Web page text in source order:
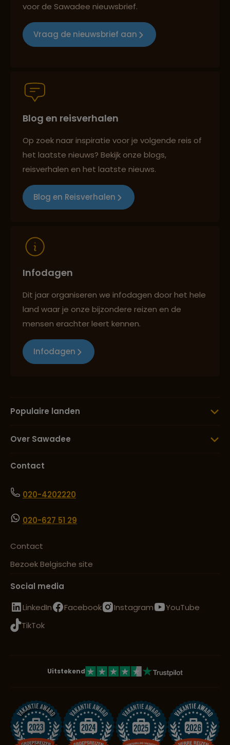
Lees meer over Krugerpark
Lees meer over Pretoria
Lees meer over Sani Pass
Groepsreizen mét indivuele vrijheid
Best beoordeelde reisroutes
Reizen met oog voor mens, cultuur en milieu
voor de Sawadee nieuwsbrief.
Vraag de nieuwsbrief aan
Blog en reisverhalen
Op zoek naar inspiratie voor je volgende reis of
het laatste nieuws? Bekijk onze blogs,
reisverhalen en het laatste nieuws.
Blog en Reisverhalen
Infodagen
Dit jaar organiseren we infodagen door het hele
land waar je onze bijzondere reizen en de
mensen erachter leert kennen.
Infodagen
Populaire landen
Over Sawadee
Contact
020-4202220
020-627 51 29
Contact
Bezoek Belgische site
Social media
LinkedIn
Facebook Instagram
YouTube
TikTok
Uitstekend